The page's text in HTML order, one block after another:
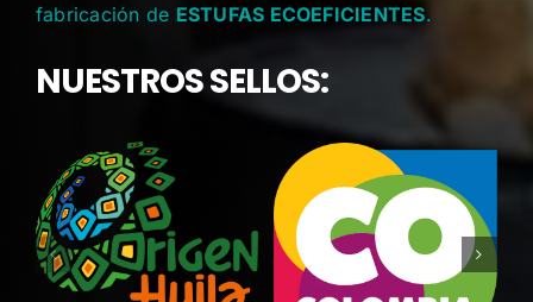
fabricación de ESTUFAS ECOEFICIENTES.
NUESTROS SELLOS: